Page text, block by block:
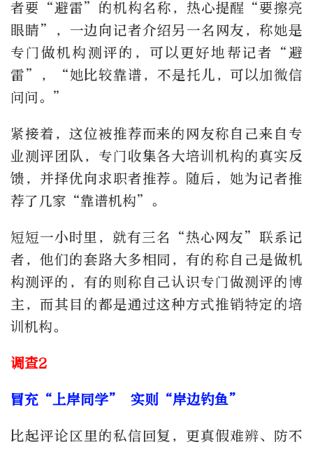
者要“避雷”的机构名称，热心提醒“要擦亮
眼睛”，一边向记者介绍另一名网友，称她是
专门做机构测评的，可以更好地帮记者“避
雷”，“她比较靠谱，不是托儿，可以加微信
问问。”
紧接着，这位被推荐而来的网友称自己来自专
业测评团队，专门收集各大培训机构的真实反
馈，并择优向求职者推荐。随后，她为记者推
荐了几家“靠谱机构”。
短短一小时里，就有三名“热心网友”联系记
者，他们的套路大多相同，有的称自己是做机
构测评的，有的则称自己认识专门做测评的博
主，而其目的都是通过这种方式推销特定的培
训机构。
调查2
冒充“上岸同学” 实则“岸边钓鱼”
比起评论区里的私信回复，更真假难辨、防不